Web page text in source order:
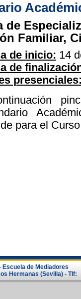
de
Familiar,
de inicio: 14
de
para el
Escuela de Mediadores
Hermanas (Sevilla) - Tlf: